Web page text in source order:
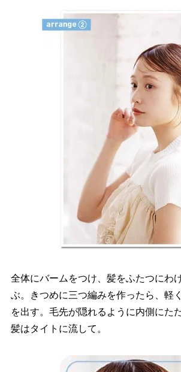
全体にバームをつけ、髪をふたつにわ
ぶ。きつめに三つ編みを作ったら、軽
を出す。毛先が隠れるように内側にた
髪はタイトに流して。